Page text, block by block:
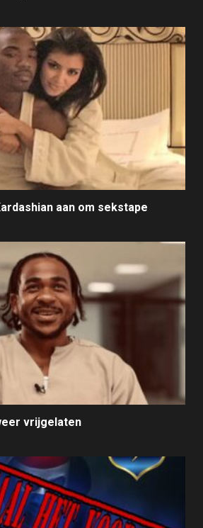
aan om sekstape
vrijgelaten